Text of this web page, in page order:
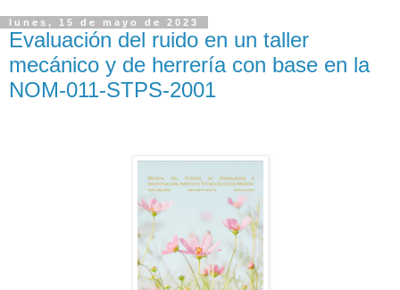
lunes, 15 de mayo de 2023
Evaluación del ruido en un taller
mecánico y de herrería con base en la
NOM-011-STPS-2001